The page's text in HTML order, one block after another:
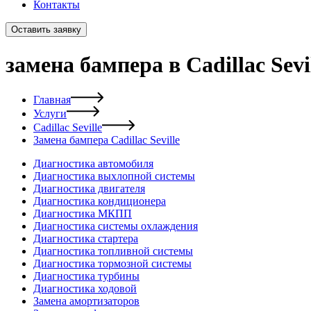
Контакты
Оставить заявку
замена бампера в Cadillac
Главная
Услуги
Cadillac Seville
Замена бампера Cadillac Seville
Диагностика автомобиля
Диагностика выхлопной системы
Диагностика двигателя
Диагностика кондиционера
Диагностика МКПП
Диагностика системы охлаждения
Диагностика стартера
Диагностика топливной системы
Диагностика тормозной системы
Диагностика турбины
Диагностика ходовой
Замена амортизаторов